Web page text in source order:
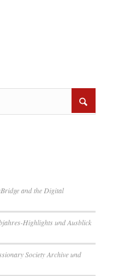
and the Digital
Highlights und Ausblick
Society Archive und